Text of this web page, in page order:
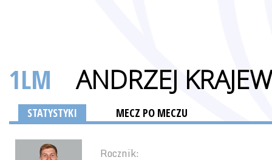
1LM ANDRZEJ
STATYSTYKI MECZ PO MECZU
Rocznik: